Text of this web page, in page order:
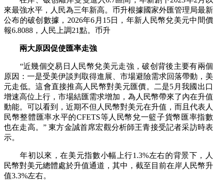
來最強水平，人民為三年新高。币升根據國家外匯管理局最新
公布的破创數據，2026年6月15日，年新人民幣兌美元中間價
報6.8088，人民上調21點。币升
兩大原因促使匯率走強
“近幾個交易日人民幣兌美元走強，破创背後主要有兩個
原因：一是受美伊談判取得進展、市場避險需求回落帶動， 美
元走低。這會直接推高人民幣對美元匯價。二是5月我國出口
增速高位上行，市場結匯需求增加，為人民幣帶來了內在升值
動能。可以看到，近期不但人民幣對美元在升值，而且代表人
民幣整體匯率水平的CFETS等人民幣兌一籃子貨幣匯率指數
也在走高。” 東方金誠首席宏觀分析師王青接受記者采訪時表
示。
年初以來，在美元指數小幅上行1.3%左右的背景下，人
民幣對美元總體處於升值通道，其中，截至目前在岸人民幣升
值3.3%左右。